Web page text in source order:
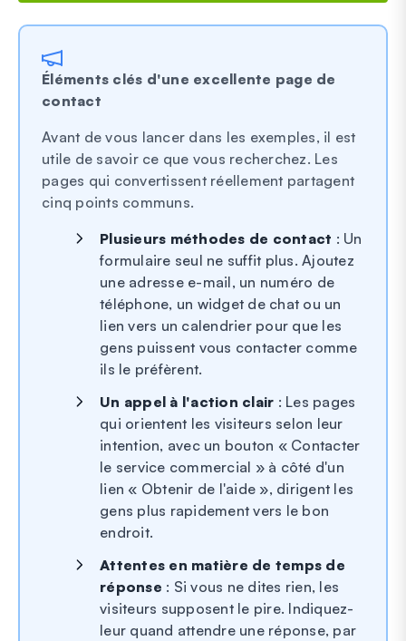
Éléments clés d'une excellente page de
contact
Avant de vous lancer dans les exemples, il est
utile de savoir ce que vous recherchez. Les
pages qui convertissent réellement partagent
cinq points communs.
Plusieurs méthodes de contact : Un
formulaire seul ne suffit plus. Ajoutez
une adresse e-mail, un numéro de
téléphone, un widget de chat ou un
lien vers un calendrier pour que les
gens puissent vous contacter comme
ils le préfèrent.
Un appel à l'action clair : Les pages
qui orientent les visiteurs selon leur
intention, avec un bouton « Contacter
le service commercial » à côté d'un
lien « Obtenir de l'aide », dirigent les
gens plus rapidement vers le bon
endroit.
Attentes en matière de temps de
réponse : Si vous ne dites rien, les
visiteurs supposent le pire. Indiquez-
leur quand attendre une réponse, par